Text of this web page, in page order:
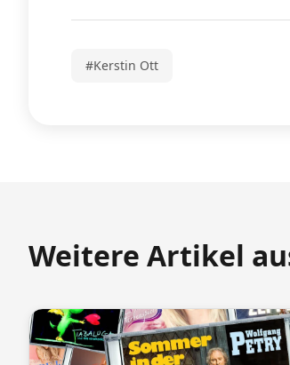
#Kerstin Ott
Weitere Artikel